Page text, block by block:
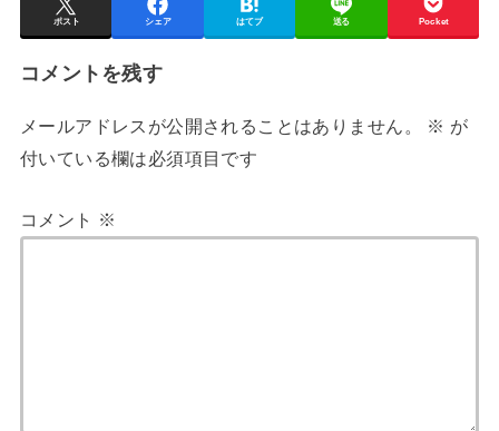
ポスト シェア はてブ 送る Pocket
コメントを残す
メールアドレスが公開されることはありません。 ※ が
付いている欄は必須項目です
コメント ※